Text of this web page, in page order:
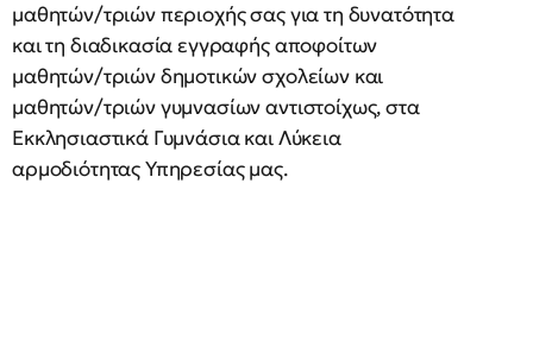
μαθητών/τριών περιοχής σας για τη δυνατότητα
και τη διαδικασία εγγραφής αποφοίτων
μαθητών/τριών δημοτικών σχολείων και
μαθητών/τριών γυμνασίων αντιστοίχως, στα
Εκκλησιαστικά Γυμνάσια και Λύκεια
αρμοδιότητας Υπηρεσίας μας.